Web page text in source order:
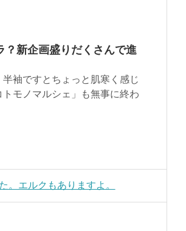
？新企画盛りだくさんで進
袖ですとちょっと肌寒く感じ
モノマルシェ」も無事に終わ
。エルクもありますよ。